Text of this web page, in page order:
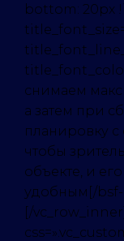
bottom: 20px
снимаем
а затем при
планировку
чтобы
объекте, и
удобным[/
[/